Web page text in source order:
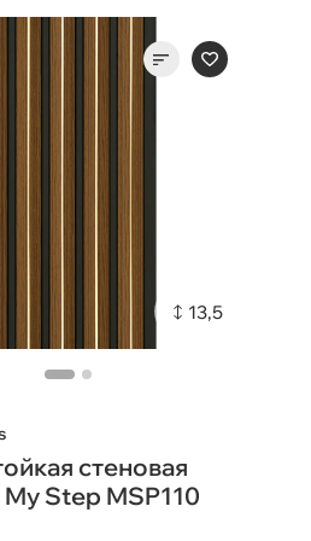
13,5
стеновая
Step MSP110